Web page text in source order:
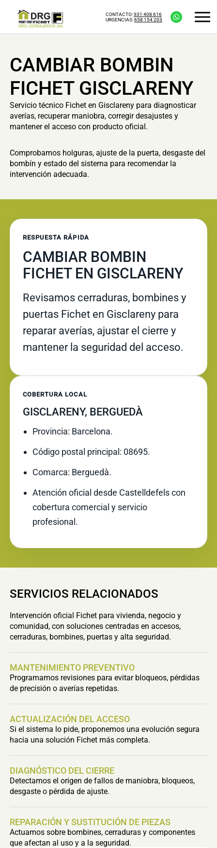
CONTACTO:931 408 616
URGENCIAS:658 154 203
CAMBIAR BOMBIN
FICHET GISCLARENY
Servicio técnico Fichet en Gisclareny para diagnosticar
averías, recuperar maniobra, corregir desajustes y
mantener el acceso con producto oficial.
Comprobamos holguras, ajuste de la puerta, desgaste del
bombín y estado del sistema para recomendar la
intervención adecuada.
RESPUESTA RÁPIDA
CAMBIAR BOMBIN
FICHET EN GISCLARENY
Revisamos cerraduras, bombines y
puertas Fichet en Gisclareny para
reparar averías, ajustar el cierre y
mantener la seguridad del acceso.
COBERTURA LOCAL
GISCLARENY, BERGUEDÀ
Provincia: Barcelona.
Código postal principal: 08695.
Comarca: Berguedà.
Atención oficial desde Castelldefels con
cobertura comercial y servicio
profesional.
SERVICIOS RELACIONADOS
Intervención oficial Fichet para vivienda, negocio y
comunidad, con soluciones centradas en accesos,
cerraduras, bombines, puertas y alta seguridad.
MANTENIMIENTO PREVENTIVO
Programamos revisiones para evitar bloqueos, pérdidas
de precisión o averías repetidas.
ACTUALIZACIÓN DEL ACCESO
Si el sistema lo pide, proponemos una evolución segura
hacia una solución Fichet más completa.
DIAGNÓSTICO DEL CIERRE
Detectamos el origen de fallos de maniobra, bloqueos,
desgaste o pérdida de ajuste.
REPARACIÓN Y SUSTITUCIÓN DE PIEZAS
Actuamos sobre bombines, cerraduras y componentes
que afectan al uso y a la seguridad.